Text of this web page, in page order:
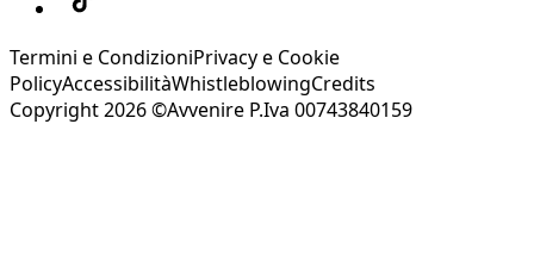
Termini e CondizioniPrivacy e Cookie
PolicyAccessibilitàWhistleblowingCredits
Copyright 2026 ©Avvenire P.Iva 00743840159